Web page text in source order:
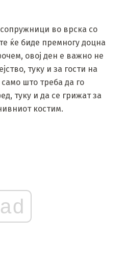
во врска со
ќе биде премногу доцна
овој ден е важно не
туку и за гости на
што треба да го
туку и да се грижат за
костим.
ad